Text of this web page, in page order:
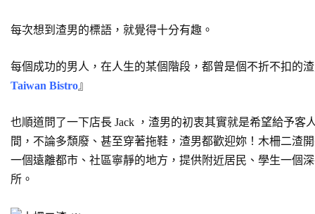
每次想到渣男的標語，就覺得十分有趣。
每個成功的男人，在人生的某個階段，都曾是個不折不扣的
Taiwan Bistro』
也順道問了一下店長 Jack ，渣男的初衷其實就是希望給予客
間，不論多頹廢、甚至穿著拖鞋，渣男都歡迎妳！木柵二渣
一個遠離都市、社區寧靜的地方，提供附近居民、學生一個
所。